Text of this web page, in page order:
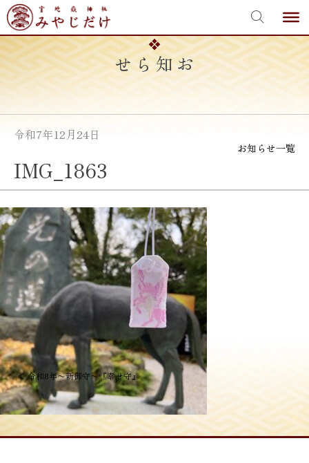
Skip
to
content
お知らせ
令和7年12月24日
お知らせ一覧
IMG_1863
投
稿
ナ
ビ
≪令和8年〜新御守〜『幸せ守』